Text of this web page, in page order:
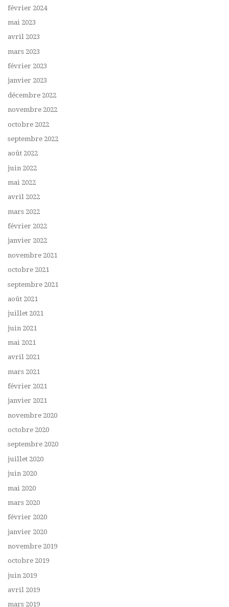
février 2024
mai 2023
avril 2023
mars 2023
février 2023
janvier 2023
décembre 2022
novembre 2022
octobre 2022
septembre 2022
août 2022
juin 2022
mai 2022
avril 2022
mars 2022
février 2022
janvier 2022
novembre 2021
octobre 2021
septembre 2021
août 2021
juillet 2021
juin 2021
mai 2021
avril 2021
mars 2021
février 2021
janvier 2021
novembre 2020
octobre 2020
septembre 2020
juillet 2020
juin 2020
mai 2020
mars 2020
février 2020
janvier 2020
novembre 2019
octobre 2019
juin 2019
avril 2019
mars 2019